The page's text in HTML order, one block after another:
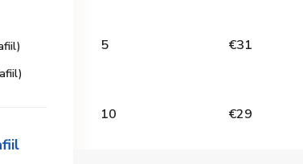
5 €31
10 €29